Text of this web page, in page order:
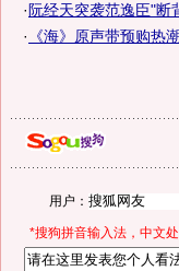
· 阮经天突袭范逸臣"断
·
《海》原声带预购热
用户：
*搜狗拼音输入法，中文